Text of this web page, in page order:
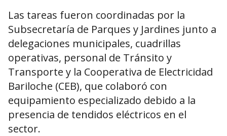
Las tareas fueron coordinadas por la
Subsecretaría de Parques y Jardines junto a
delegaciones municipales, cuadrillas
operativas, personal de Tránsito y
Transporte y la Cooperativa de Electricidad
Bariloche (CEB), que colaboró con
equipamiento especializado debido a la
presencia de tendidos eléctricos en el
sector.